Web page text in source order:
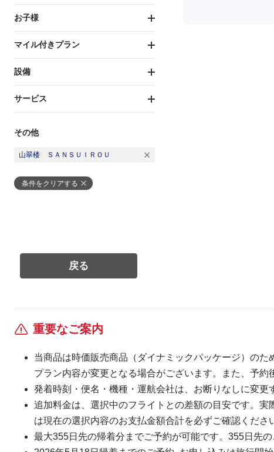
お子様
マイル付きプラン
設備
サービス
その他
山翠楼 ＳＡＮＳＵＩＲＯＵ
条件をクリアする
重要なご案内
当商品は時価販売商品（ダイナミックパッケージ）のた
プラン内容が変更となる場合がございます。また、予約
発着時刻・便名・機種・運航会社は、お断りなしに変更
追加料金は、選択中のフライトとの差額の目安です。
は現在の選択内容のお支払金額合計を必ずご確認くださ
最大355日先の帰着分までご予約が可能です。355日先